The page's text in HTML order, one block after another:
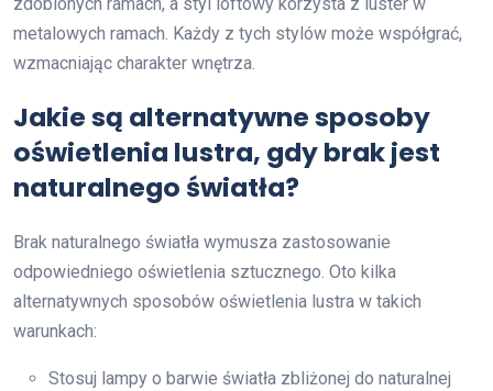
zdobionych ramach, a styl loftowy korzysta z luster w
metalowych ramach. Każdy z tych stylów może współgrać,
wzmacniając charakter wnętrza.
Jakie są alternatywne sposoby
oświetlenia lustra, gdy brak jest
naturalnego światła?
Brak naturalnego światła wymusza zastosowanie
odpowiedniego oświetlenia sztucznego. Oto kilka
alternatywnych sposobów oświetlenia lustra w takich
warunkach:
Stosuj lampy o barwie światła zbliżonej do naturalnej